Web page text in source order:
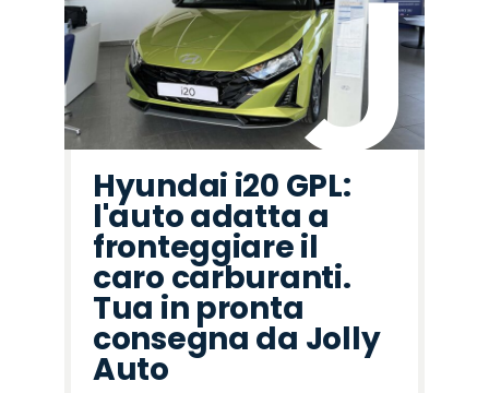
Hyundai i20 GPL:
l'auto adatta a
fronteggiare il
caro carburanti.
Tua in pronta
consegna da Jolly
Auto